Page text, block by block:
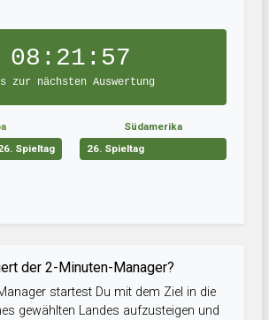
08:21:56
zur nächsten Auswertung
Spieltag
Südamerika
26. Spieltag
der 2-Minuten-Manager?
startest Du mit dem Ziel in die
gewählten Landes aufzusteigen und